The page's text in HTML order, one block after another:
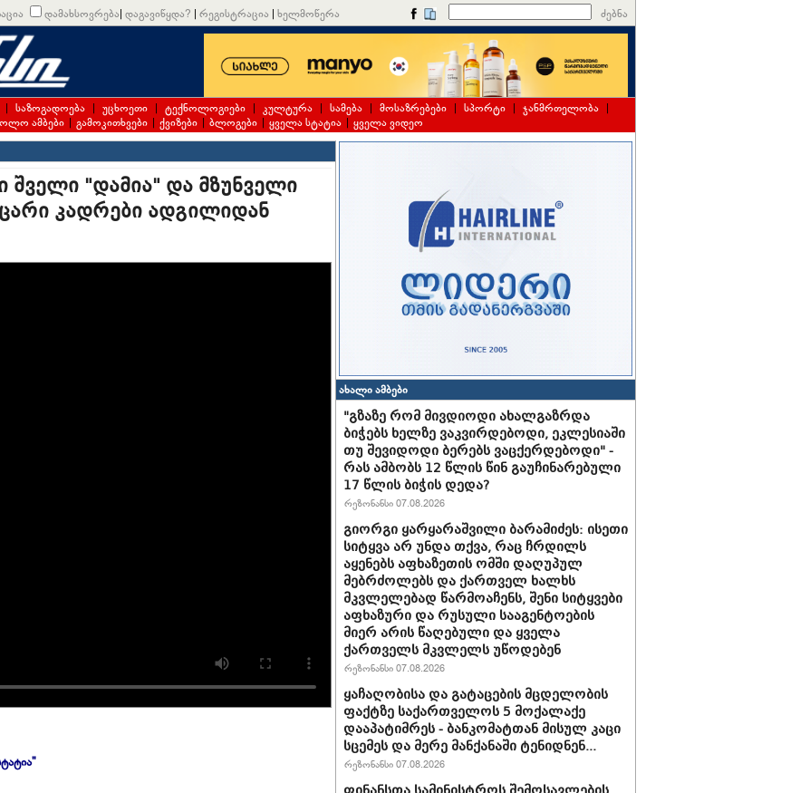
დამახსოვრება| დაგავიწყდა? | რეგისტრაცია | ხელმოწერა ძებნა
| საზოგადოება | უცხოეთი | ტექნოლოგიები | კულტურა | სამება | მოსაზრებები | სპორტი | ჯანმრთელობა |
ამბები | გამოკითხვები | ქვიზები | ბლოგები | ყველა სტატია | ყველა ვიდეო
შველი "დამია" და მზუნველი
კადრები ადგილიდან
ახალი ამბები
"გზაზე რომ მივდიოდი ახალგაზრდა
ბიჭებს ხელზე ვაკვირდებოდი, ეკლესიაში
თუ შევიდოდი ბერებს ვაცქერდებოდი" -
რას ამბობს 12 წლის წინ გაუჩინარებული
17 წლის ბიჭის დედა?
რეზონანსი 07.08.2026
გიორგი ყარყარაშვილი ბარამიძეს: ისეთი
სიტყვა არ უნდა თქვა, რაც ჩრდილს
აყენებს აფხაზეთის ომში დაღუპულ
მებრძოლებს და ქართველ ხალხს
მკვლელებად წარმოაჩენს, შენი სიტყვები
აფხაზური და რუსული სააგენტოების
მიერ არის წაღებული და ყველა
ქართველს მკვლელს უწოდებენ
რეზონანსი 07.08.2026
ყაჩაღობისა და გატაცების მცდელობის
ფაქტზე საქართველოს 5 მოქალაქე
დააპატიმრეს - ბანკომატთან მისულ კაცი
სცემეს და მერე მანქანაში ტენიდნენ...
რეზონანსი 07.08.2026